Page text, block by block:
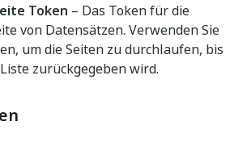
Token – Das Token für die
von Datensätzen. Verwenden Sie
um die Seiten zu durchlaufen, bis
zurückgegeben wird.